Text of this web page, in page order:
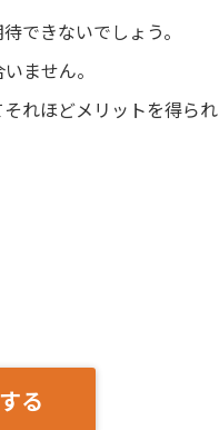
できないでしょう。
ません。
れほどメリットを得られ
る